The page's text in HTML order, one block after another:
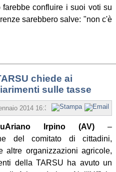
confluire i suoi voti su
sarebbero salve: "non c'è
chiede ai
sulle tasse
2014 16:30 Scritto da Redazione
Ariano Irpino (AV) –
del comitato di cittadini,
altre organizzazioni agricole,
della TARSU ha avuto un